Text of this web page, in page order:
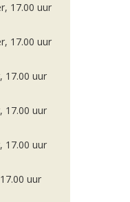
17.00 uur
17.00 uur
17.00 uur
17.00 uur
17.00 uur
uur